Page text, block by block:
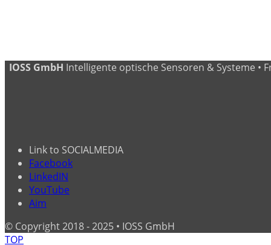
IOSS GmbH Intelligente optische Sensoren & Systeme •
Link to SOCIALMEDIA
Facebook
LinkedIN
YouTube
Aim
© Copyright 2018 - 2025 • IOSS GmbH
TOP